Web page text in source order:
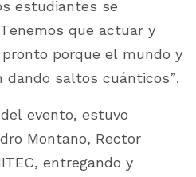
estudiantes se
que actuar y
porque el mundo y
dando saltos cuánticos”.
evento, estuvo
Montano, Rector
entregando y